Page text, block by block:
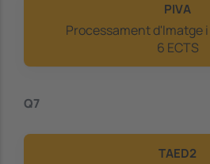
PIVA
Processament d'Imatge
6 ECTS
Q7
TAED2